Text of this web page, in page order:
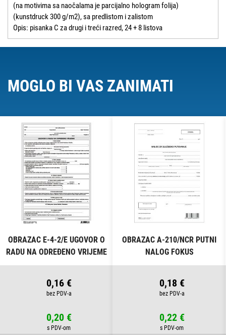
(na motivima sa naočalama je parcijalno hologram folija)
(kunstdruck 300 g/m2), sa predlistom i zalistom
Opis: pisanka C za drugi i treći razred, 24 + 8 listova
MOGLO BI VAS ZANIMATI
OBRAZAC E-4-2/E UGOVOR O
RADU NA ODREĐENO VRIJEME
FOKUS
0,16 €
0,20 €
OBRAZAC A-210/NCR PUTNI
NALOG FOKUS
0,18 €
0,22 €